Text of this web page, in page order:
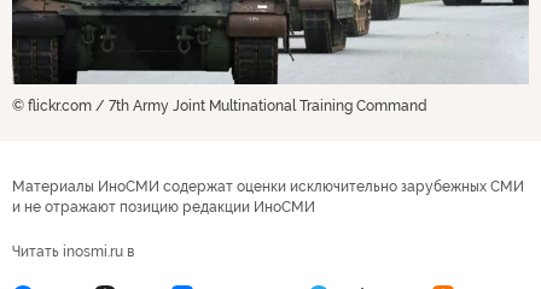
© flickr.com / 7th Army Joint Multinational Training Command
Материалы ИноСМИ содержат оценки исключительно зарубежных СМИ
и не отражают позицию редакции ИноСМИ
Читать inosmi.ru в